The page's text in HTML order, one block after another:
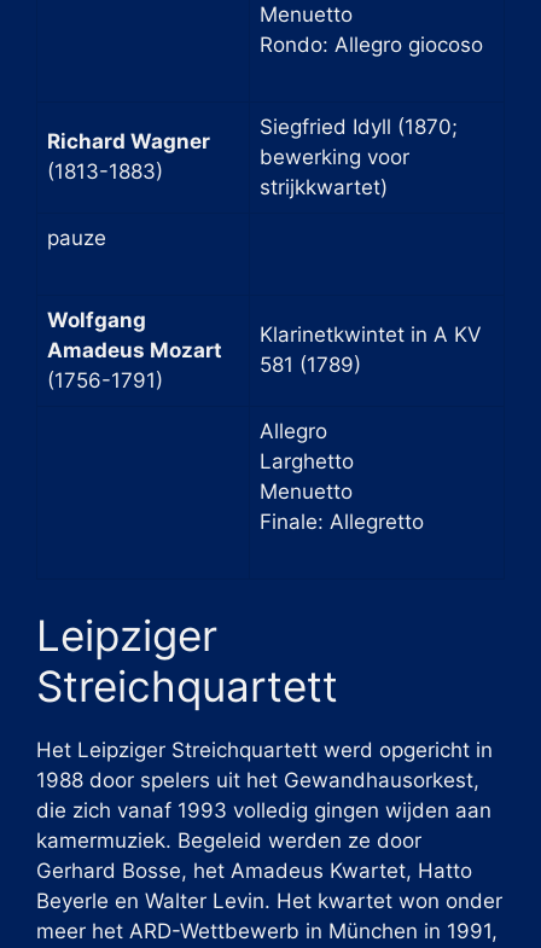
Menuetto
Rondo: Allegro giocoso
Richard Wagner
(1813-1883)
Siegfried Idyll (1870;
bewerking voor
strijkkwartet)
pauze
Wolfgang
Amadeus Mozart
(1756-1791)
Klarinetkwintet in A KV
581 (1789)
Allegro
Larghetto
Menuetto
Finale: Allegretto
Leipziger
Streichquartett
Het Leipziger Streichquartett werd opgericht in
1988 door spelers uit het Gewandhausorkest,
die zich vanaf 1993 volledig gingen wijden aan
kamermuziek. Begeleid werden ze door
Gerhard Bosse, het Amadeus Kwartet, Hatto
Beyerle en Walter Levin. Het kwartet won onder
meer het ARD-Wettbewerb in München in 1991,